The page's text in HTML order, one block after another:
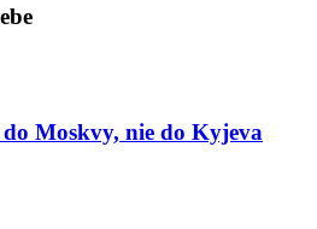
Moskvy, nie do Kyjeva